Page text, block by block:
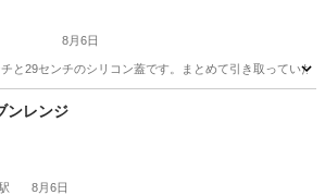
8月6日
と29センチのシリコン蓋です。まとめて引き取っていた
重駅 キッチン家電
ンレンジ
8月6日